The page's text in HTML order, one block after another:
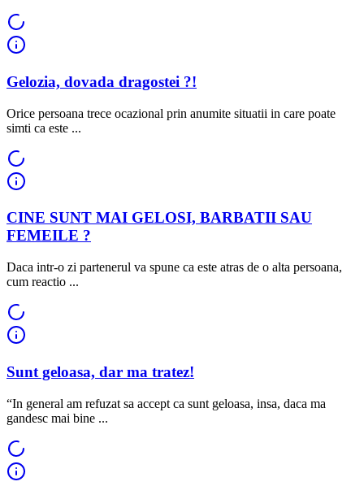
Gelozia, dovada dragostei ?!
Orice persoana trece ocazional prin anumite situatii in care poate
simti ca este ...
CINE SUNT MAI GELOSI, BARBATII SAU
FEMEILE ?
Daca intr-o zi partenerul va spune ca este atras de o alta persoana,
cum reactio ...
Sunt geloasa, dar ma tratez!
“In general am refuzat sa accept ca sunt geloasa, insa, daca ma
gandesc mai bine ...